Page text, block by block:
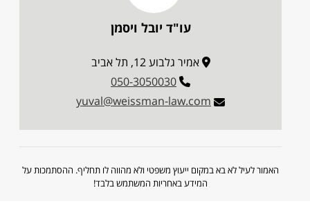
עו"ד יובל ויסמן
אמיר גלבוע 12, תל אביב
050-3050030
yuval@weissman-law.com
האמור לעיל לא בא במקום ייעוץ משפטי ולא מהווה לו תחליף. ההסתמכות על
המידע באחריות המשתמש בלבד!